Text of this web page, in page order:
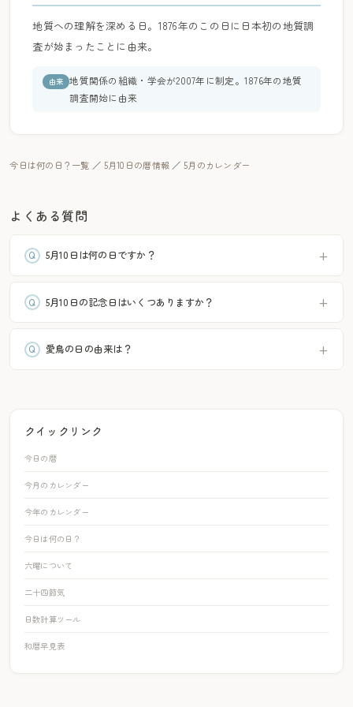
地質への理解を深める日。1876年のこの日に日本初の地質調
査が始まったことに由来。
由来 地質関係の組織・学会が2007年に制定。1876年の地質
調査開始に由来
今日は何の日？一覧 ／ 5月10日の暦情報 ／ 5月のカレンダー
よくある質問
5月10日は何の日ですか？
5月10日の記念日はいくつありますか？
愛鳥の日の由来は？
クイックリンク
今日の暦
今月のカレンダー
今年のカレンダー
今日は何の日？
六曜について
二十四節気
日数計算ツール
和暦早見表